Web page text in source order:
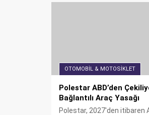
ayında Türkiye yollarına
OTOMOBIL & MOTOSIKLET
Polestar ABD’den
Bağlantılı Araç Yasağı
Polestar, 2027'den itibaren